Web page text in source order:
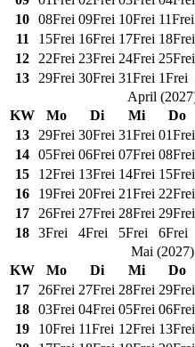
10 08Frei 09Frei 10Frei 11Frei
11
15Frei 16Frei 17Frei 18Frei
12
22Frei 23Frei 24Frei 25Frei
13
29Frei 30Frei 31Frei 1Frei
April (2027
KW
Mo Di Mi Do
13
29Frei 30Frei 31Frei 01Frei
14 05Frei 06Frei 07Frei 08Frei
15
12Frei 13Frei 14Frei 15Frei
16
19Frei 20Frei 21Frei 22Frei
17
26Frei 27Frei 28Frei 29Frei
18 3Frei 4Frei 5Frei 6Frei
Mai (2027)
KW
Mo Di Mi Do
17
26Frei 27Frei 28Frei 29Frei
18 03Frei 04Frei 05Frei 06Frei
19
10Frei 11Frei 12Frei 13Frei